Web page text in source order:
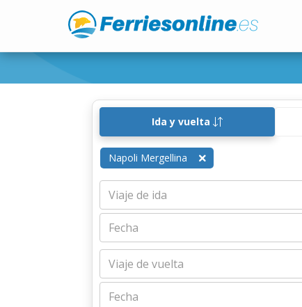
Ida y vuelta
Napoli Mergellina